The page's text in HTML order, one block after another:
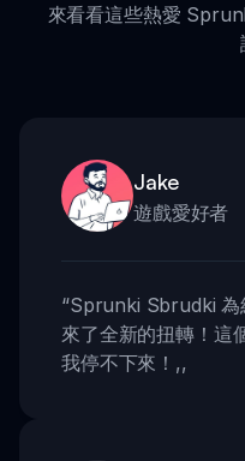
來看看這些熱愛
Jake
遊戲愛好者
“Sprunki Sbrudki 為
來了全新的扭轉！這
我停不下來！ ,,